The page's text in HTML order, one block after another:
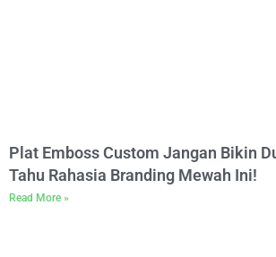
Plat Emboss Custom Jangan Bikin
Tahu Rahasia Branding Mewah Ini!
Read More »